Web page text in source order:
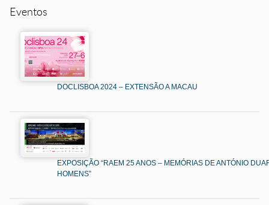
Eventos
DOCLISBOA 2024 – EXTENSÃO A MACAU
EXPOSIÇÃO “RAEM 25 ANOS – MEMÓRIAS DE ANTÓNIO
HOMENS”